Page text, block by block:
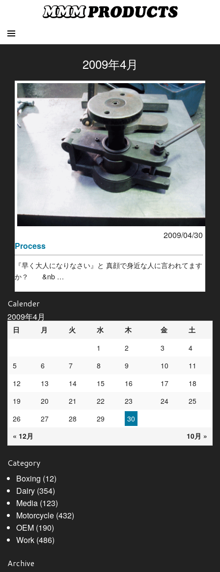
2009年4月
2009/04/30
Process
『早く大人になりなさい』と 真顔で身近な人に言われてます
か？ &nb …
Calender
2009年4月
日 月 火 水 木 金 土
« 12月 10月 »
1 2 3
4
5
6 7 8 9 10
11
12
13 14 15 16 17
18
19
20 21 22 23 24
25
26
27 28 29 30
Category
Boxing (12)
Dairy(354)
Media(123)
Motorcycle(432)
OEM(190)
Work(486)
Archive